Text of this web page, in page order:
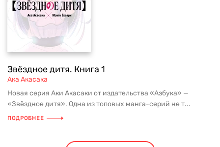
Звёздное дитя. Книга 1
Ака Акасака
Новая серия Аки Акасаки от издательства «Азбука» —
«Звёздное дитя». Одна из топовых манга-серий не т...
ПОДРОБНЕЕ